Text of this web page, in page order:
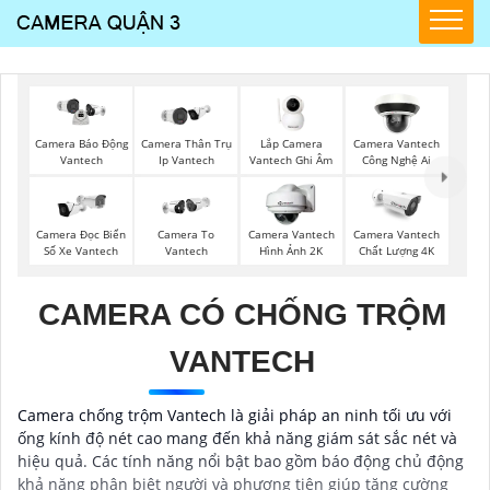
Camera Báo Động
Vantech
Camera Thân Trụ
Ip Vantech
Lắp Camera
Vantech Ghi Âm
Camera Vantech
Công Nghệ Ai
Camera Đọc Biển
Số Xe Vantech
Camera To
Vantech
Camera Vantech
Hình Ảnh 2K
Camera Vantech
Chất Lượng 4K
CAMERA CÓ CHỐNG TRỘM
VANTECH
Camera chống trộm Vantech là giải pháp an ninh tối ưu với
ống kính độ nét cao mang đến khả năng giám sát sắc nét và
hiệu quả. Các tính năng nổi bật bao gồm báo động chủ động
khả năng phân biệt người và phương tiện giúp tăng cường